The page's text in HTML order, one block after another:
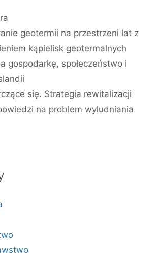
geotermii na przestrzeni lat z
kąpielisk geotermalnych
gospodarkę, społeczeństwo i
się. Strategia rewitalizacji
na problem wyludniania